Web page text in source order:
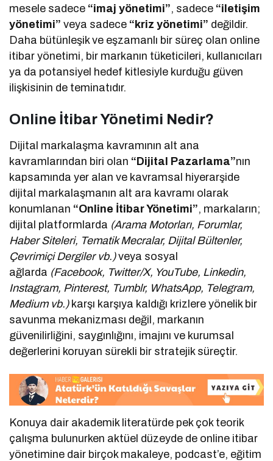
mesele sadece “imaj yönetimi”, sadece “iletişim
yönetimi” veya sadece “kriz yönetimi” değildir.
Daha bütünleşik ve eşzamanlı bir süreç olan online
itibar yönetimi, bir markanın tüketicileri, kullanıcıları
ya da potansiyel hedef kitlesiyle kurduğu güven
ilişkisinin de teminatıdır.
Online İtibar Yönetimi Nedir?
Dijital markalaşma kavramının alt ana
kavramlarından biri olan “Dijital Pazarlama”nın
kapsamında yer alan ve kavramsal hiyerarşide
dijital markalaşmanın alt ara kavramı olarak
konumlanan “Online İtibar Yönetimi”, markaların;
dijital platformlarda (Arama Motorları, Forumlar,
Haber Siteleri, Tematik Mecralar, Dijital Bültenler,
Çevrimiçi Dergiler vb.)veya sosyal
ağlarda (Facebook, Twitter/X, YouTube, Linkedin,
Instagram, Pinterest, Tumblr, WhatsApp, Telegram,
Medium vb.) karşı karşıya kaldığı krizlere yönelik bir
savunma mekanizması değil, markanın
güvenilirliğini, saygınlığını, imajını ve kurumsal
değerlerini koruyan sürekli bir stratejik süreçtir.
Konuya dair akademik literatürde pek çok teorik
çalışma bulunurken aktüel düzeyde de online itibar
yönetimine dair birçok makaleye, podcast’e, eğitim